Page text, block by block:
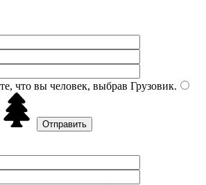
что вы человек, выбрав Грузовик.